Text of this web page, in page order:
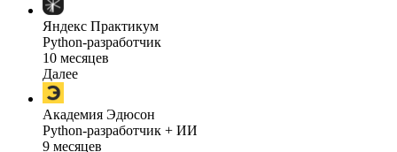
Яндекс Практикум
Python-разработчик
10 месяцев
Далее
Академия Эдюсон
Python-разработчик + ИИ
9 месяцев